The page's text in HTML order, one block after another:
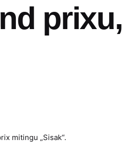
prixu,
mitingu „Sisak“.